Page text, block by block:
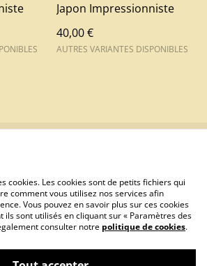
Japon Impressionniste
40,00 €
AUTRES VARIANTES DISPONIBLES
de
Politique de cookies
cookies. Les cookies sont de petits fichiers qui
comment vous utilisez nos services afin
Vous pouvez en savoir plus sur ces cookies
ils sont utilisés en cliquant sur « Paramètres des
consulter notre politique de cookies.